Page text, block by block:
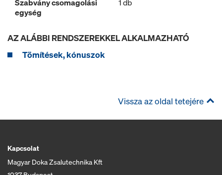
Szabvány csomagolási
egység
1 db
AZ ALÁBBI RENDSZEREKKEL ALKALMAZHATÓ
Tömítések, kónuszok
Vissza az oldal tetejére
Kapcsolat
Magyar Doka Zsalutechnika Kft